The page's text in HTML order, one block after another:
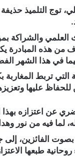
توج التلميذ
العلمي والشراكة
من هذه
في هذا الشهر
تربط المغاربة
عليها
عن اعتزازه بهذا
لما فيه من نور
بصوت الفائزين،
طبعها